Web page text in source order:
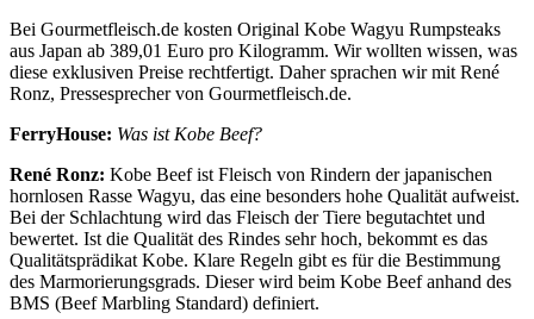
Bei Gourmetfleisch.de kosten Original Kobe Wagyu Rumpsteaks
aus Japan ab 389,01 Euro pro Kilogramm. Wir wollten wissen, was
diese exklusiven Preise rechtfertigt. Daher sprachen wir mit René
Ronz, Pressesprecher von Gourmetfleisch.de.
FerryHouse: Was ist Kobe Beef?
René Ronz: Kobe Beef ist Fleisch von Rindern der japanischen
hornlosen Rasse Wagyu, das eine besonders hohe Qualität aufweist.
Bei der Schlachtung wird das Fleisch der Tiere begutachtet und
bewertet. Ist die Qualität des Rindes sehr hoch, bekommt es das
Qualitätsprädikat Kobe. Klare Regeln gibt es für die Bestimmung
des Marmorierungsgrads. Dieser wird beim Kobe Beef anhand des
BMS (Beef Marbling Standard) definiert.